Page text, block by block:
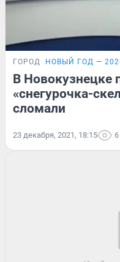
ГОРОД НОВЫЙ ГОД —
В Новокузнецке
«снегурочка-
сломали
23 декабря, 2021, 18:15